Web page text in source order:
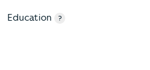
Education ?